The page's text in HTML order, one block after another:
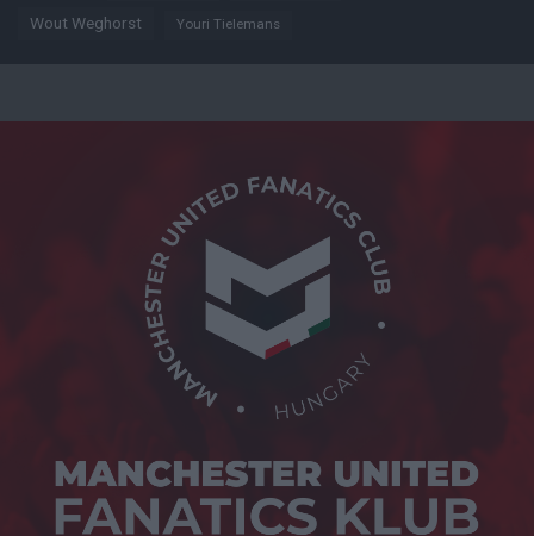
Wout Weghorst Youri Tielemans